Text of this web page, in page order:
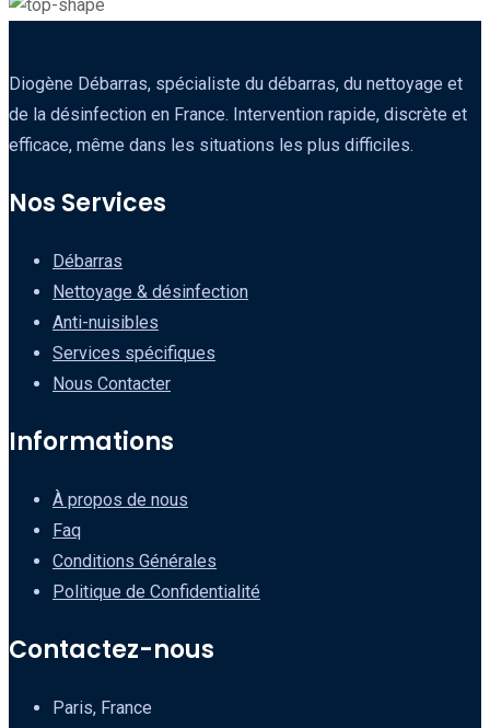
Diogène Débarras, spécialiste du débarras, du nettoyage et
de la désinfection en France. Intervention rapide, discrète et
efficace, même dans les situations les plus difficiles.
Nos Services
Débarras
Nettoyage & désinfection
Anti-nuisibles
Services spécifiques
Nous Contacter
Informations
À propos de nous
Faq
Conditions Générales
Politique de Confidentialité
Contactez-nous
Paris, France